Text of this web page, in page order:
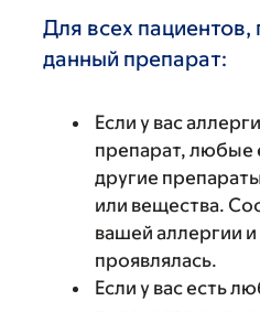
Для всех
данный препарат:
Если у вас
препарат, любые
другие
или вещества.
вашей аллергии
проявлялась.
Если у вас есть